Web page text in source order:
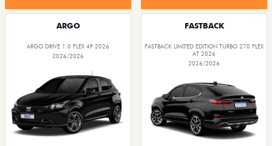
ARGO
ARGO DRIVE 1.0 FLEX 4P 2026
2026/2026
FASTBACK
FASTBACK LIMITED EDITION TURBO 270 FLEX
AT 2026
2026/2026